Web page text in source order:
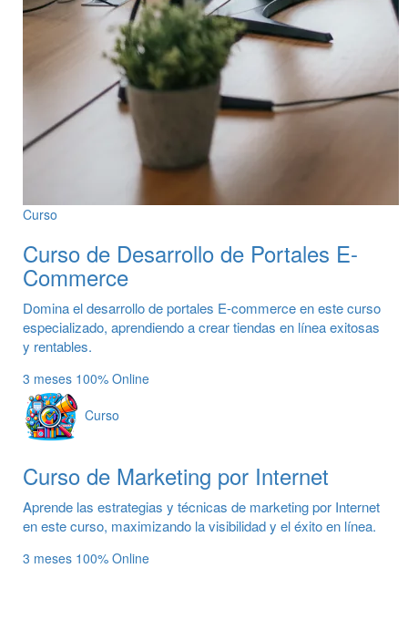
Curso
Curso de Desarrollo de Portales E-
Commerce
Domina el desarrollo de portales E-commerce en este curso
especializado, aprendiendo a crear tiendas en línea exitosas
y rentables.
3 meses 100% Online
Curso
Curso de Marketing por Internet
Aprende las estrategias y técnicas de marketing por Internet
en este curso, maximizando la visibilidad y el éxito en línea.
3 meses 100% Online